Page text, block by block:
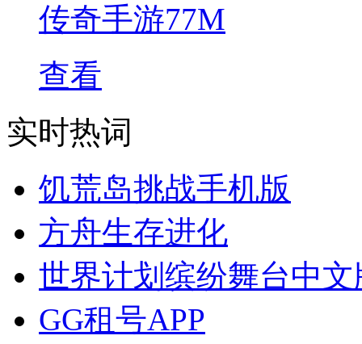
传奇手游77M
查看
实时热词
饥荒岛挑战手机版
方舟生存进化
世界计划缤纷舞台中文
GG租号APP